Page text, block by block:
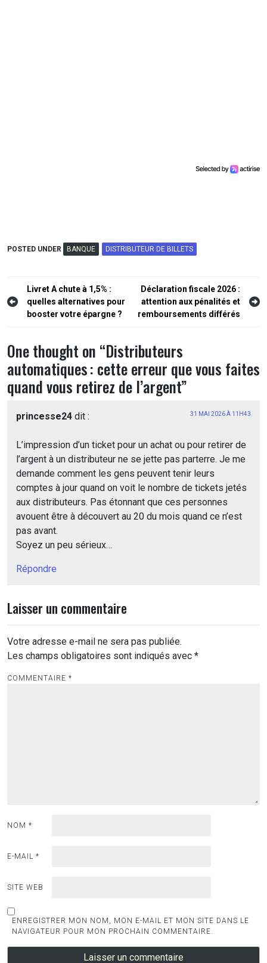
POSTED UNDER BANQUE DISTRIBUTEUR DE BILLETS
Livret A chute à 1,5% :
quelles alternatives pour
booster votre épargne ?
Déclaration fiscale 2026 :
attention aux pénalités et
remboursements différés
One thought on “Distributeurs
automatiques : cette erreur que vous faites
quand vous retirez de l’argent”
princesse24 dit : 31 MAI 2026 À 11H43
L’impression d’un ticket pour un achat ou pour retirer de
l’argent à un distributeur ne se jette pas parterre. Je me
demande comment les gens peuvent tenir leurs
comptes à jour quand on voit le nombre de tickets jetés
aux distributeurs. Pas étonnant que ces personnes
avouent être à découvert au 20 du mois quand ce n’est
pas avant.
Soyez un peu sérieux…
Répondre
Laisser un commentaire
Votre adresse e-mail ne sera pas publiée.
Les champs obligatoires sont indiqués avec *
COMMENTAIRE *
NOM *
E-MAIL *
SITE WEB
ENREGISTRER MON NOM, MON E-MAIL ET MON SITE DANS LE
NAVIGATEUR POUR MON PROCHAIN COMMENTAIRE.